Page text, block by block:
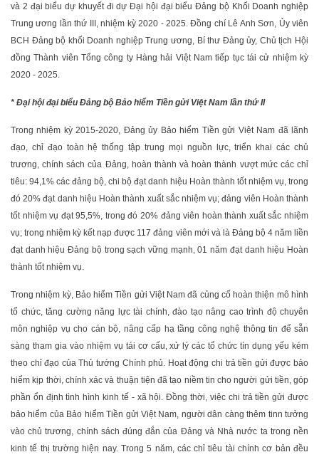
và 2 đại biểu dự khuyết đi dự Đại hội đại biểu Đảng bộ Khối Doanh nghiệp
Trung ương lần thứ III, nhiệm kỳ 2020 - 2025. Đồng chí Lê Anh Sơn, Ủy viên
BCH Đảng bộ khối Doanh nghiệp Trung ương, Bí thư Đảng ủy, Chủ tịch Hội
đồng Thành viên Tổng công ty Hàng hải Việt Nam tiếp tục tái cử nhiệm kỳ
2020 - 2025.
* Đại hội đại biểu Đảng bộ Bảo hiểm Tiền gửi Việt Nam lần thứ II
Trong nhiệm kỳ 2015-2020, Đảng ủy Bảo hiểm Tiền gửi Việt Nam đã lãnh
đạo, chỉ đạo toàn hệ thống tập trung mọi nguồn lực, triển khai các chủ
trương, chính sách của Đảng, hoàn thành và hoàn thành vượt mức các chỉ
tiêu: 94,1% các đảng bộ, chi bộ đạt danh hiệu Hoàn thành tốt nhiệm vụ, trong
đó 20% đạt danh hiệu Hoàn thành xuất sắc nhiệm vụ; đảng viên Hoàn thành
tốt nhiệm vụ đạt 95,5%, trong đó 20% đảng viên hoàn thành xuất sắc nhiệm
vụ; trong nhiệm kỳ kết nạp được 117 đảng viên mới và là Đảng bộ 4 năm liền
đạt danh hiệu Đảng bộ trong sạch vững mạnh, 01 năm đạt danh hiệu Hoàn
thành tốt nhiệm vụ.
Trong nhiệm kỳ, Bảo hiểm Tiền gửi Việt Nam đã củng cố hoàn thiện mô hình
tổ chức, tăng cường năng lực tài chính, đào tạo nâng cao trình độ chuyên
môn nghiệp vụ cho cán bộ, nâng cấp hạ tầng công nghệ thông tin để sẵn
sàng tham gia vào nhiệm vụ tái cơ cấu, xử lý các tổ chức tín dụng yếu kém
theo chỉ đạo của Thủ tướng Chính phủ. Hoạt động chi trả tiền gửi được bảo
hiểm kịp thời, chính xác và thuận tiện đã tạo niềm tin cho người gửi tiền, góp
phần ổn định tình hình kinh tế - xã hội. Đồng thời, việc chi trả tiền gửi được
bảo hiểm của Bảo hiểm Tiền gửi Việt Nam, người dân càng thêm tinn tưởng
vào chủ trương, chính sách đúng đắn của Đảng và Nhà nước ta trong nền
kinh tế thị trường hiện nay. Trong 5 năm, các chỉ tiêu tài chính cơ bản đều